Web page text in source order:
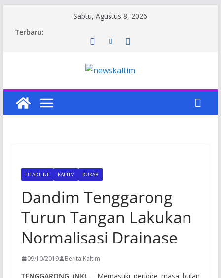
Sabtu, Agustus 8, 2026
Terbaru:
HEADLINE KALTIM KUKAR
Dandim Tenggarong
Turun Tangan Lakukan
Normalisasi Drainase
09/10/2019 Berita Kaltim
TENGGARONG (NK)– Memasuki periode masa bulan